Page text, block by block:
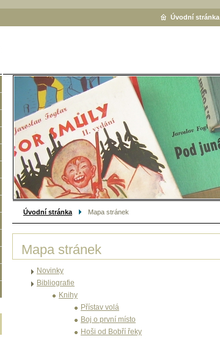
Úvodní stránka Mapa stránek
Mapa stránek
Novinky
Bibliografie
Knihy
Přístav volá
Boj o první místo
Hoši od Bobří řeky
Úvodní stránka